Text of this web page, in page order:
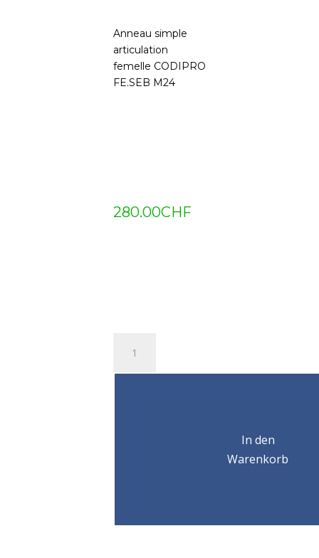
Anneau simple
articulation
femelle CODIPRO
FE.SEB M24
280.00CHF
simple
articulation
In den
Warenkorb